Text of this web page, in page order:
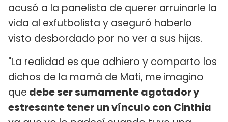
acusó a la panelista de querer arruinarle la
vida al exfutbolista y aseguró haberlo
visto desbordado por no ver a sus hijas.
"La realidad es que adhiero y comparto los
dichos de la mamá de Mati, me imagino
que debe ser sumamente agotador y
estresante tener un vínculo con Cinthia